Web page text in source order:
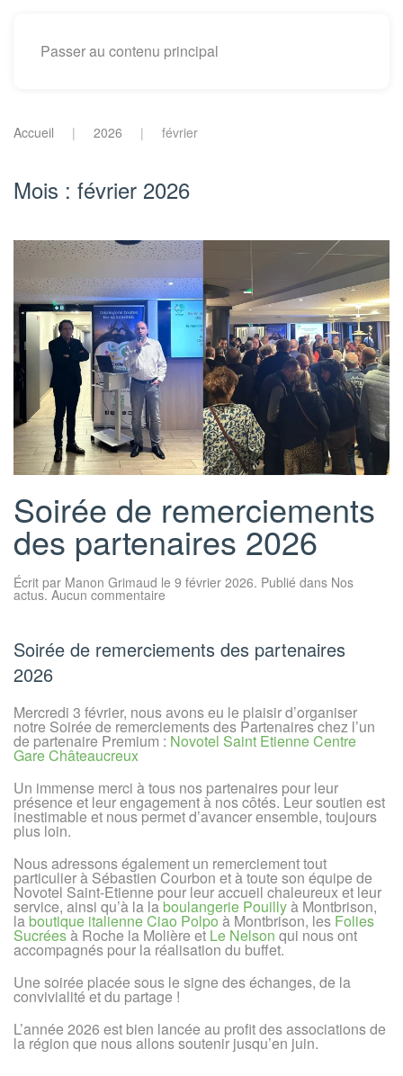
Passer au contenu principal
Accueil 2026 février
Mois : février 2026
Soirée de remerciements
des partenaires 2026
Écrit par Manon Grimaud le 9 février 2026. Publié dans Nos
actus. Aucun commentaire
des
partenaires
Soirée de remerciements des partenaires
2026
Mercredi 3 février, nous avons eu le plaisir d’organiser
notre Soirée de remerciements des Partenaires chez l’un
de partenaire Premium : Novotel Saint Etienne Centre
Gare Châteaucreux
Un immense merci à tous nos partenaires pour leur
présence et leur engagement à nos côtés. Leur soutien est
inestimable et nous permet d’avancer ensemble, toujours
plus loin.
Nous adressons également un remerciement tout
particulier à Sébastien Courbon et à toute son équipe de
Novotel Saint-Etienne pour leur accueil chaleureux et leur
service, ainsi qu’à la laboulangerie Pouillyà Montbrison,
la boutique italienne Ciao Polpo à Montbrison, les Folies
Sucréesà Roche la Molière et Le Nelson qui nous ont
accompagnés pour la réalisation du buffet.
Une soirée placée sous le signe des échanges, de la
convivialité et du partage !
L’année 2026 est bien lancée au profit des associations de
la région que nous allons soutenir jusqu’en juin.